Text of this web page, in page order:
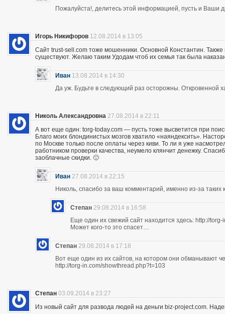
Пожалуйста!, делитесь этой информацией, пусть и Ваши
Игорь Никифоров 12.08.2014 в 13:05
Сайт trust-sell.com тоже мошенники. Основной Константин.
существуют. Желаю таким Удодам чтоб их семья так была
Иван 13.08.2014 в 14:30
Да уж. Будьте в следующий раз осторожны. Откровенной
Николь Александровна 27.08.2014 в 22:11
А вот еще один: torg-today.com — пусть тоже высветится при
Благо моих блондинистых мозгов хватило «наяндексить».
по Москве только после оплаты через киви. То ли я уже
работником проверки качества, неумело клянчит денежку.
заоблачные скидки. 🙂
Иван 27.08.2014 в 22:15
Николь, спасибо за ваш комментарий, именно из-за
Степан 29.08.2014 в 16:58
Еще один их свежий сайт находится здесь: http://
Может кого-то это спасет…
Степан 29.08.2014 в 17:18
Вот еще один из их сайтов, на котором они обманывают
http://torg-in.com/showthread.php?t=103
Степан 03.09.2014 в 23:27
Из новый сайт для развода людей на деньги biz-project.com.